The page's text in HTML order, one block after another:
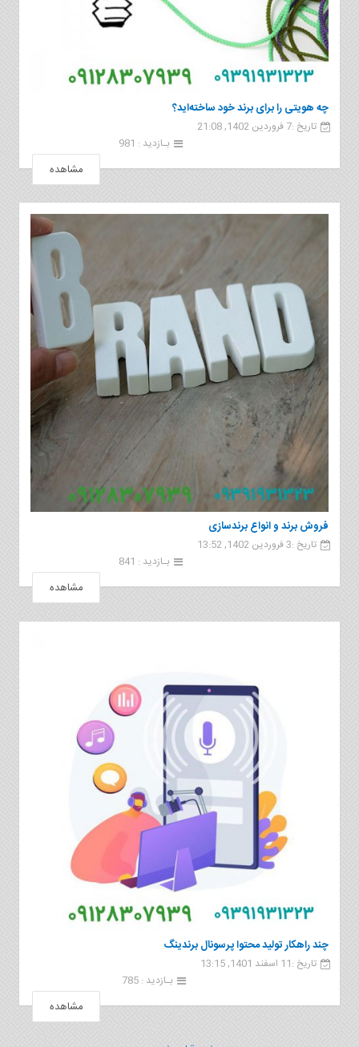
چه هویتی را برای برند خود ساخته‌اید؟
تاریخ :7 فروردین 1402, 21:08
بـازدید : 981
مشاهده
فروش برند و انواع برندسازی
تاریخ :3 فروردین 1402, 13:52
بـازدید : 841
مشاهده
چند راهکار تولید محتوا پرسونال برندینگ
تاریخ :11 اسفند 1401, 13:15
بـازدید : 785
مشاهده